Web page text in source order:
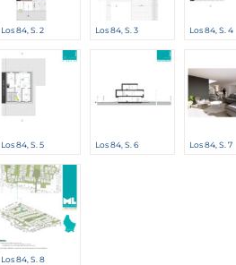
Los 84, S. 2 Los 84, S. 3 Los 84, S. 4
Los 84, S. 5 Los 84, S. 6 Los 84, S. 7
Los 84, S. 8